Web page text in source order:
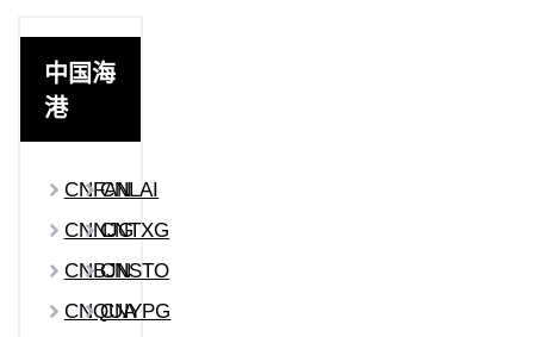
中国海
港
CNFANCNLAI
CNNJGCNTXG
CNBJNCNSTO
CNQUACNYPG